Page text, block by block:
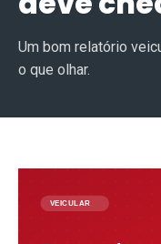
Um bom relatório
o que olhar.